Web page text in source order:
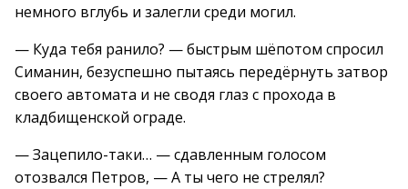
немного вглубь и залегли среди могил.
— Куда тебя ранило? — быстрым шёпотом спросил
Симанин, безуспешно пытаясь передёрнуть затвор
своего автомата и не сводя глаз с прохода в
кладбищенской ограде.
— Зацепило-таки… — сдавленным голосом
отозвался Петров, — А ты чего не стрелял?